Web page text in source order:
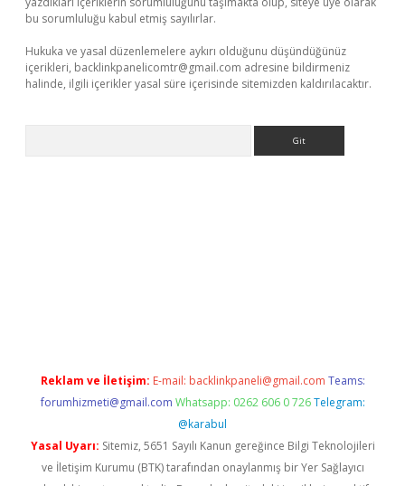
bu sorumluluğu kabul etmiş sayılırlar.
Hukuka ve yasal düzenlemelere aykırı olduğunu düşündüğünüz
içerikleri, backlinkpanelicomtr@gmail.com adresine bildirmeniz
halinde, ilgili içerikler yasal süre içerisinde sitemizden kaldırılacaktır.
Reklam ve İletişim: E-mail: backlinkpaneli@gmail.com Teams:
forumhizmeti@gmail.com Whatsapp: 0262 606 0 726 Telegram:
@karabul
Yasal Uyarı: Sitemiz, 5651 Sayılı Kanun gereğince Bilgi Teknolojileri
ve İletişim Kurumu (BTK) tarafından onaylanmış bir Yer Sağlayıcı